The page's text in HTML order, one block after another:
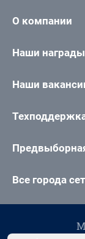
О компании
Наши награды
Наши
Все города